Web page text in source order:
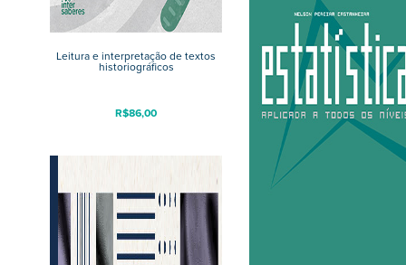
Leitura e interpretação de textos
historiográficos
R$86,00